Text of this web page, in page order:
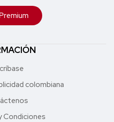
colombiana
Condiciones